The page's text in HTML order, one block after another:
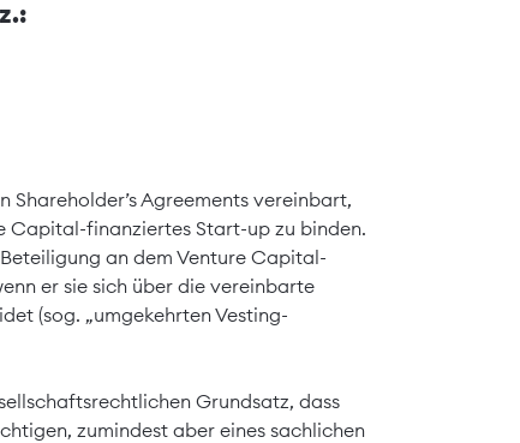
Shareholder’s Agreements vereinbart,
Capital-finanziertes Start-up zu binden.
an dem Venture Capital-
er sie sich über die vereinbarte
(sog. „umgekehrten Vesting-
Grundsatz, dass
zumindest aber eines sachlichen